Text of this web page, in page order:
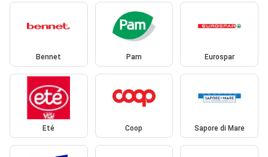
Bennet Pam Eurospar
Eté Coop Sapore di Mare